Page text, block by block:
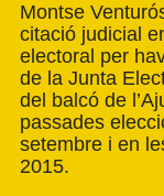
Montse
citació judicial
electoral per
de la Junta
del balcó de
passades
setembre i en
2015.